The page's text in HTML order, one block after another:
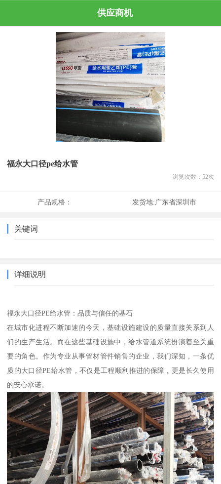
供应商机
福永大口径pe给水管
浏览次数： 52次
产品规格： 发货地:广东省深圳市
关键词
详细说明
福永大口径PE给水管：品质与信任的基石
在城市化进程不断加速的今天，基础设施建设的质量直接关系到人
们的生产生活。而在这些基础设施中，给水管道系统扮演着至关重
要的角色。作为专业从事管材管件销售的企业，我们深知，一条优
质的大口径PE给水管，不仅是工程顺利推进的保障，更是长久使用
的安心承诺。